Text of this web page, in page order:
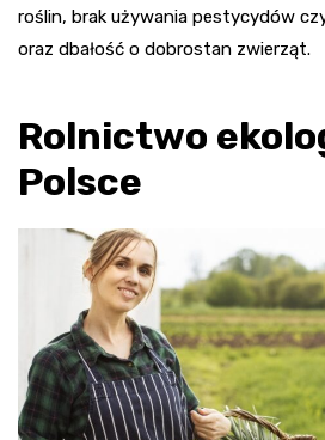
roślin, brak używania pestycydów
oraz dbałość o dobrostan zwierząt.
Rolnictwo
Polsce